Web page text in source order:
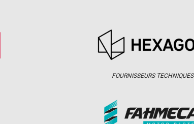
FOURNISSEURS TECHNIQUES